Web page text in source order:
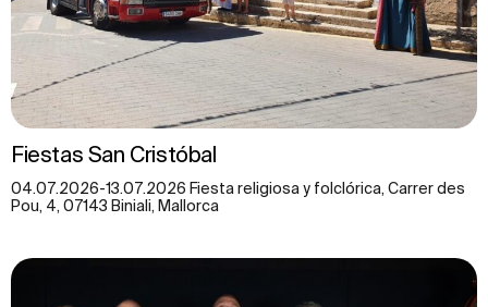
Fiestas San Cristóbal
04.07.2026-13.07.2026 Fiesta religiosa y folclórica, Carrer des
Pou, 4, 07143 Biniali, Mallorca